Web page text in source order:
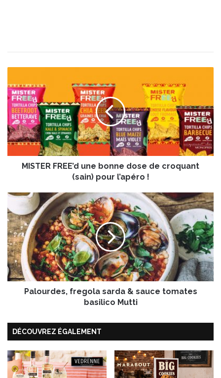
I
S
T
E
R
F
R
E
u
n
e
b
o
n
n
e
d
c
r
o
MISTER FREE’d une bonne dose de croquant
(sain) pour l’apéro !
P
a
l
o
u
r
d
e
s
e
o
l
a
Palourdes, fregola sarda & sauce tomates
basilico Mutti
DÉCOUVREZ ÉGALEMENT